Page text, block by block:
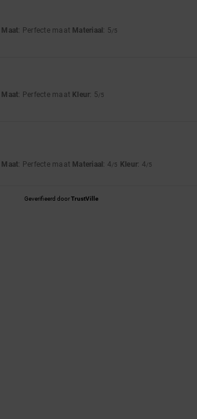
Maat: Perfecte maat Materiaal : 5/5
Maat: Perfecte maat Kleur: 5/5
Maat: Perfecte maat Materiaal : 4/5 Kleur: 4/5
Geverifieerd doorTrustVille